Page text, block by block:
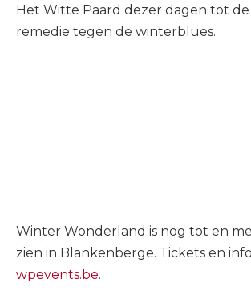
Het Witte Paard dezer dagen tot de
remedie tegen de winterblues.
Winter Wonderland is nog tot en
zien in Blankenberge. Tickets en
wpevents.be.